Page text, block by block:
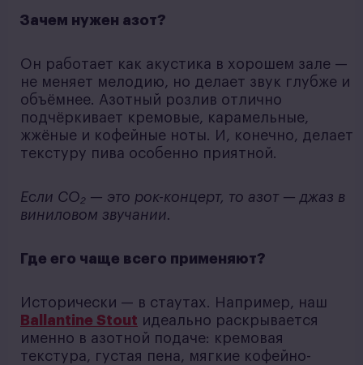
Зачем нужен азот?
Он работает как акустика в хорошем зале —
не меняет мелодию, но делает звук глубже и
объёмнее. Азотный розлив отлично
подчёркивает кремовые, карамельные,
жжёные и кофейные ноты. И, конечно, делает
текстуру пива особенно приятной.
Если CO₂ — это рок-концерт, то азот — джаз в
виниловом звучании.
Где его чаще всего применяют?
Исторически — в стаутах. Например, наш
Ballantine Stout идеально раскрывается
именно в азотной подаче: кремовая
текстура, густая пена, мягкие кофейно-